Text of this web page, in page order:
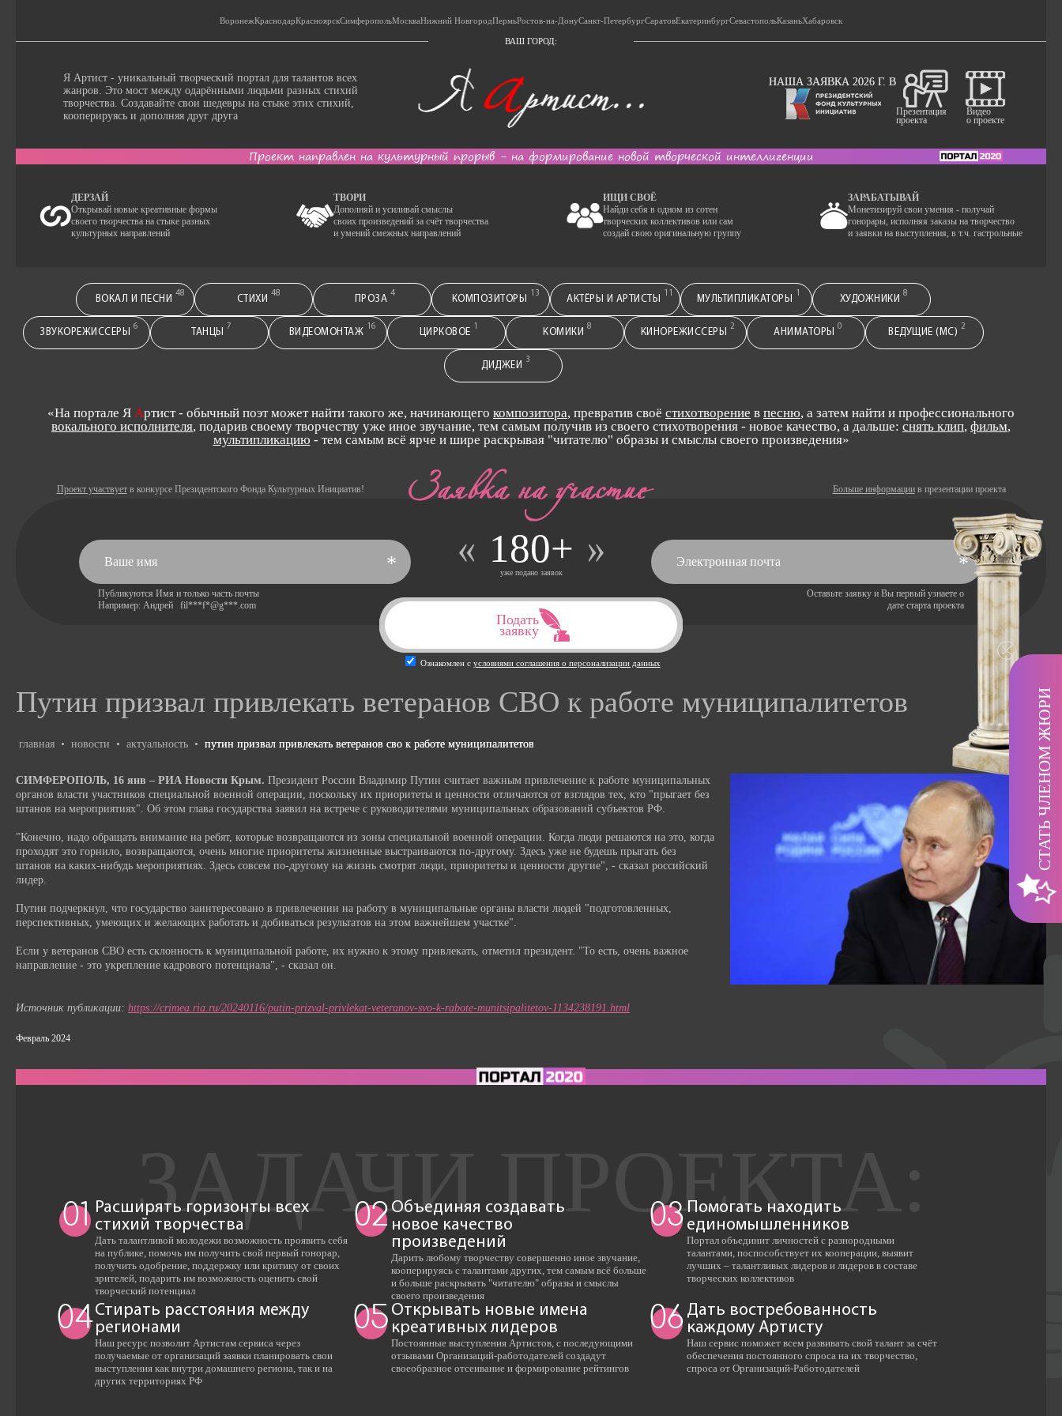
СТАТЬ ЧЛЕНОМ ЖЮРИ
ВоронежКраснодарКрасноярскСимферопольМоскваНижний НовгородПермьРостов-на-ДонуСанкт-ПетербургСаратовЕкатеринбургСевастопольКазаньХабаровск
ВАШ ГОРОД:
Я Артист - уникальный творческий портал для талантов всех
жанров. Это мост между одарёнными людьми разных стихий
творчества. Создавайте свои шедевры на стыке этих стихий,
кооперируясь и дополняя друг друга
НАША ЗАЯВКА 2026 Г. В
Презентация
проекта
Видео
о проекте
Проект направлен на культурный прорыв - на формирование новой творческой интеллигенции
ДЕРЗАЙ
Открывай новые креативные формы
своего творчества на стыке разных
культурных направлений
ТВОРИ
Дополняй и усиливай смыслы
своих произведений за счёт творчества
и умений смежных направлений
ИЩИ СВОЁ
Найди себя в одном из сотен
творческих коллективов или сам
создай свою оригинальную группу
ЗАРАБАТЫВАЙ
Монетизируй свои умения - получай
гонорары, исполняя заказы на творчество
и заявки на выступления, в т.ч. гастрольные
ВОКАЛ И ПЕСНИ
48
СТИХИ
48
ПРОЗА
4
КОМПОЗИТОРЫ
13
АКТЁРЫ И АРТИСТЫ
11
МУЛЬТИПЛИКАТОРЫ
1
ХУДОЖНИКИ
8
ЗВУКОРЕЖИССЕРЫ
6
ТАНЦЫ
7
ВИДЕОМОНТАЖ
16
ЦИРКОВОЕ
1
КОМИКИ
8
КИНОРЕЖИССЕРЫ
2
АНИМАТОРЫ
0
ВЕДУЩИЕ (МС)
2
ДИДЖЕИ
3
«На портале Я Артист - обычный поэт может найти такого же, начинающего композитора, превратив своё стихотворение в песню, а затем найти и профессионального
вокального исполнителя, подарив своему творчеству уже иное звучание, тем самым получив из своего стихотворения - новое качество, а дальше: снять клип, фильм,
мультипликацию - тем самым всё ярче и шире раскрывая "читателю" образы и смыслы своего произведения»
Проект участвуетв конкурсе Президентского Фонда Культурных Инициатив! Больше информациив презентации проекта
*
Публикуются Имя и только часть почты
Например: Андрей fil***f*@g***.com
180+
уже подано заявок *
Оставьте заявку и Вы первый узнаете о
дате старта проекта
Подать
заявку
Ознакомлен с условиями соглашения о персонализации данных
Путин призвал привлекать ветеранов СВО к работе муниципалитетов
главная • новости • актуальность • путин призвал привлекать ветеранов сво к работе муниципалитетов
СИМФЕРОПОЛЬ, 16 янв – РИА Новости Крым. Президент России Владимир Путин считает важным привлечение к работе муниципальных
органов власти участников специальной военной операции, поскольку их приоритеты и ценности отличаются от взглядов тех, кто "прыгает без
штанов на мероприятиях". Об этом глава государства заявил на встрече с руководителями муниципальных образований субъектов РФ.
"Конечно, надо обращать внимание на ребят, которые возвращаются из зоны специальной военной операции. Когда люди решаются на это, когда
проходят это горнило, возвращаются, очень многие приоритеты жизненные выстраиваются по-другому. Здесь уже не будешь прыгать без
штанов на каких-нибудь мероприятиях. Здесь совсем по-другому на жизнь смотрят люди, приоритеты и ценности другие", - сказал российский
лидер.
Путин подчеркнул, что государство заинтересовано в привлечении на работу в муниципальные органы власти людей "подготовленных,
перспективных, умеющих и желающих работать и добиваться результатов на этом важнейшем участке".
Если у ветеранов СВО есть склонность к муниципальной работе, их нужно к этому привлекать, отметил президент. "То есть, очень важное
направление - это укрепление кадрового потенциала", - сказал он.
Источник публикации: https://crimea.ria.ru/20240116/putin-prizval-privlekat-veteranov-svo-k-rabote-munitsipalitetov-1134238191.html
Февраль 2024
01 Расширять горизонты всех
стихий творчества
Дать талантливой молодежи возможность проявить себя
на публике, помочь им получить свой первый гонорар,
получить одобрение, поддержку или критику от своих
зрителей, подарить им возможность оценить свой
творческий потенциал
02 Объединяя создавать
новое качество
произведений
Дарить любому творчеству совершенно иное звучание,
кооперируясь с талантами других, тем самым всё больше
и больше раскрывать "читателю" образы и смыслы
своего произведения
03 Помогать находить
единомышленников
Портал объединит личностей с разнородными
талантами, поспособствует их кооперации, выявит
лучших – талантливых лидеров и лидеров в составе
творческих коллективов
04Стирать расстояния между
регионами
Наш ресурс позволит Артистам сервиса через
получаемые от организаций заявки планировать свои
выступления как внутри домашнего региона, так и на
других территориях РФ
05 Открывать новые имена
креативных лидеров
Постоянные выступления Артистов, с последующими
отзывами Организаций-работодателей создадут
своеобразное отсеивание и формирование рейтингов
06 Дать востребованность
каждому Артисту
Наш сервис поможет всем развивать свой талант за счёт
обеспечения постоянного спроса на их творчество,
спроса от Организаций-Работодателей